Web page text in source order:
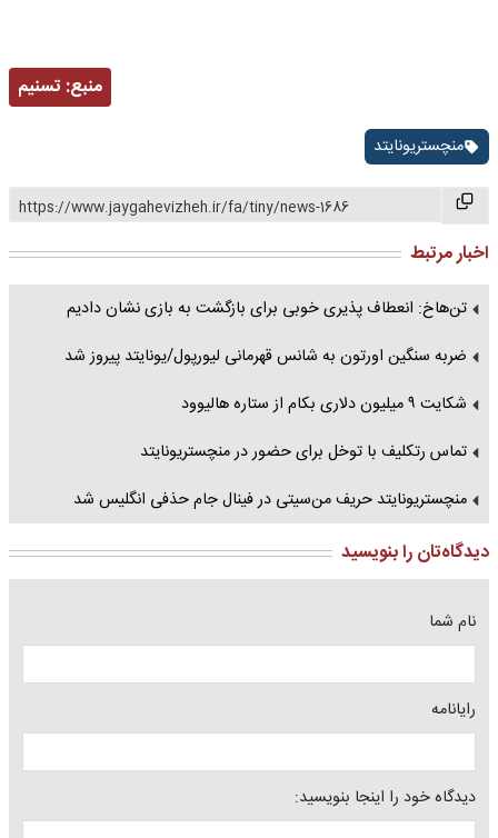
منبع: تسنیم
منچستریونایتد
https://www.jaygahevizheh.ir/fa/tiny/news-1686
اخبار مرتبط
تن‌هاخ: انعطاف پذیری خوبی برای بازگشت به بازی نشان دادیم
ضربه سنگین اورتون به شانس قهرمانی لیورپول/یونایتد پیروز شد
شکایت ۹ میلیون دلاری بکام از ستاره هالیوود
تماس رتکلیف با توخل برای حضور در منچستریونایتد
منچستریونایتد حریف من‌سیتی در فینال جام حذفی انگلیس شد
دیدگاه‌تان را بنویسید
نام شما
رایانامه
دیدگاه خود را اینجا بنویسید: